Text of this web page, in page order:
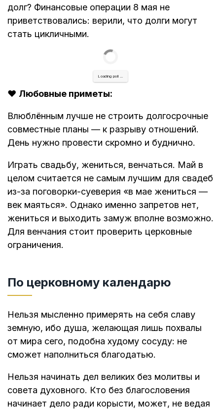
долг? Финансовые операции 8 мая не
приветствовались: верили, что долги могут
стать цикличными.
Loading poll ...
❤️ Любовные приметы:
Влюблённым лучше не строить долгосрочные
совместные планы — к разрыву отношений.
День нужно провести скромно и буднично.
Играть свадьбу, жениться, венчаться. Май в
целом считается не самым лучшим для свадеб
из-за поговорки-суеверия «в мае жениться —
век маяться». Однако именно запретов нет,
жениться и выходить замуж вполне возможно.
Для венчания стоит проверить церковные
ограничения.
По церковному календарю
Нельзя мысленно примерять на себя славу
земную, ибо душа, желающая лишь похвалы
от мира сего, подобна худому сосуду: не
сможет наполниться благодатью.
Нельзя начинать дел великих без молитвы и
совета духовного. Кто без благословения
начинает дело ради корысти, может, не ведая